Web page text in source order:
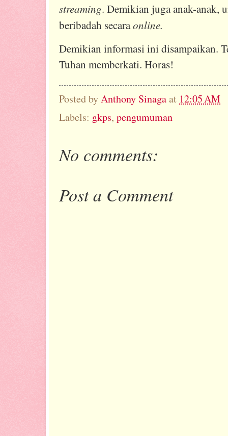
streaming. Demikian juga anak-anak,
beribadah secaraonline.
Demikian informasi ini disampaikan.
Tuhan memberkati. Horas!
Posted byAnthony Sinagaat 12:05 AM
Labels: gkps, pengumuman
No comments:
Post a Comment